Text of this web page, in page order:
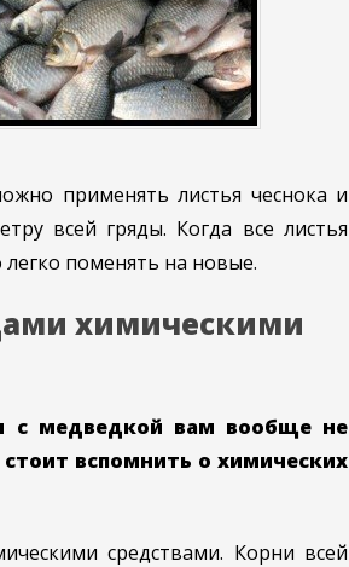
применять листья чеснока и
всей гряды. Когда все листья
поменять на новые.
химическими
с медведкой вам вообще не
вспомнить о химических
средствами. Корни всей